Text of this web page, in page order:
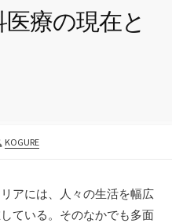
療の現在と
投
KOGURE
アには、人々の生活を幅広
ている。 そのなかでも多面